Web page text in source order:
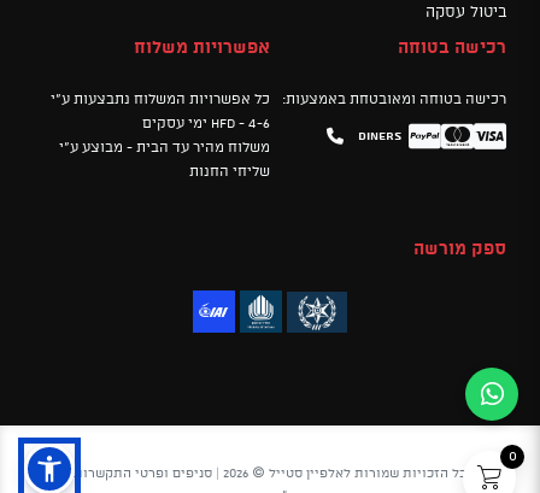
ביטול עסקה
רכישה בטוחה
רכישה בטוחה ומאובטחת באמצעות:
Visa
Mastercard
PayPal
Diners
אפשרויות משלוח
כל אפשרויות המשלוח נתבצעות ע"י
HFD - 4-6 ימי עסקים
משלוח מהיר עד הבית - מבוצע ע"י
שליחי החנות
ספק מורשה
כל הזכויות שמורות לאלפיין סטייל © 2026 |
סניפים ופרטי התקשרות
0